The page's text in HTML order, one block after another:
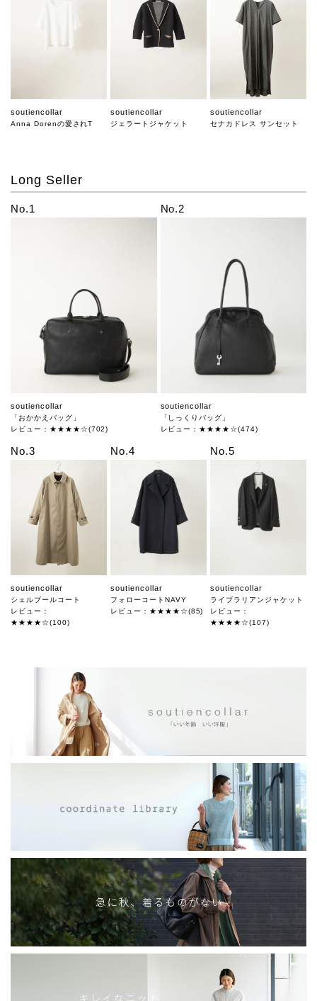
soutiencollar
Anna Dorenの愛されT
soutiencollar
ジェラートジャケット
soutiencollar
セナカドレス サンセット
Long Seller
No.1
soutiencollar
「おかかえバッグ」
レビュー：★★★★☆(702)
No.2
soutiencollar
「しっくりバッグ」
レビュー：★★★★☆(474)
No.3
soutiencollar
シェルブールコート
レビュー：
★★★★☆(100)
No.4
soutiencollar
フォローコートNAVY
レビュー：★★★★☆(85)
No.5
soutiencollar
ライブラリアンジャケット
レビュー：
★★★★☆(107)